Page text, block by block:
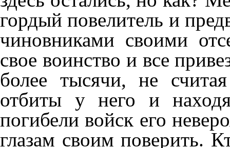
гордый повелитель и
чиновниками своими
свое воинство и все
более тысячи, не
отбиты у него и
погибели войск его
глазам своим поверить.